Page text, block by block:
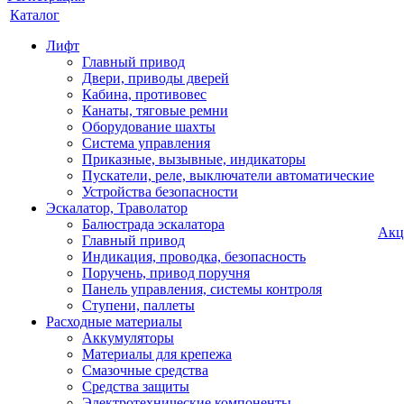
Каталог
Лифт
Главный привод
Двери, приводы дверей
Кабина, противовес
Канаты, тяговые ремни
Оборудование шахты
Система управления
Приказные, вызывные, индикаторы
Пускатели, реле, выключатели автоматические
Устройства безопасности
Эскалатор, Траволатор
Балюстрада эскалатора
Главный привод
Индикация, проводка, безопасность
Поручень, привод поручня
Панель управления, системы контроля
Ступени, паллеты
Расходные материалы
Аккумуляторы
Материалы для крепежа
Смазочные средства
Средства защиты